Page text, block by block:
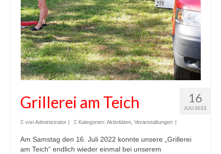
16
JULI 2022
Grillerei am Teich
vonAdministrator | Kategorien: Aktivitäten Veranstaltungen |
Am Samstag den 16. Juli 2022 konnte unsere „Grillerei
am Teich“ endlich wieder einmal bei unserem